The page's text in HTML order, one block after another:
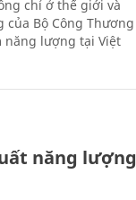
chỉ ở thế giới và
Bộ Công Thương
năng lượng tại Việt
năng lượng